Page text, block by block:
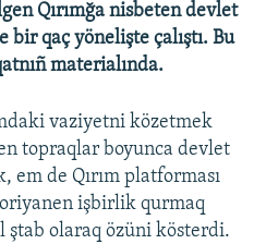
Qırımğa nisbeten devlet
qaç yönelişte çalıştı. Bu
materialında.
vaziyetni közetmek
topraqlar boyunca devlet
de Qırım platforması
işbirlik qurmaq
olaraq özüni kösterdi.